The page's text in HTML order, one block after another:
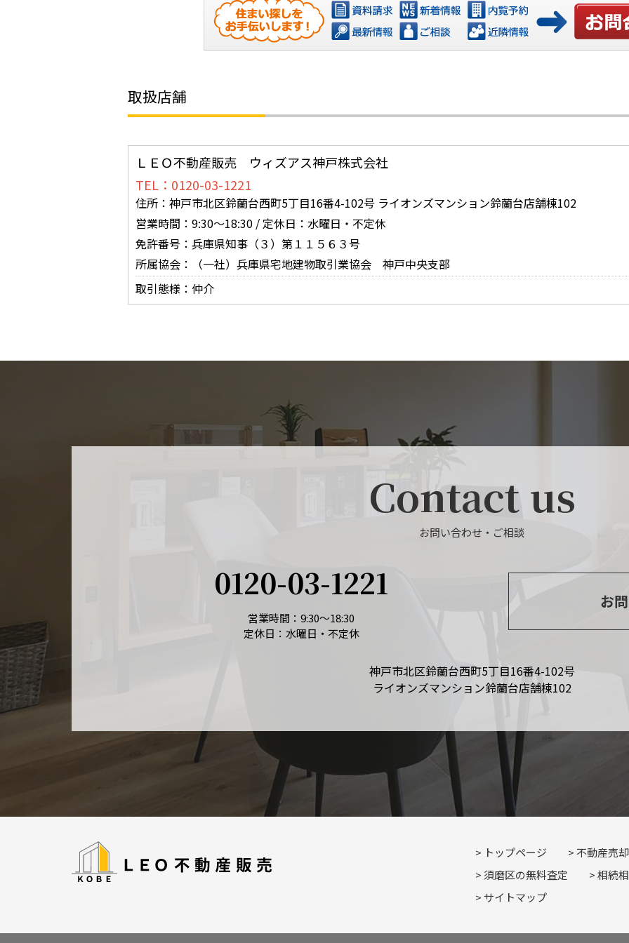
お問い合
取扱店舗
ＬＥＯ不動産販売 ウィズアス神戸株式会社
TEL：0120-03-1221
住所：神戸市北区鈴蘭台西町5丁目16番4-102号 ライオンズマンション鈴蘭台店舗棟102
営業時間：9:30～18:30 / 定休日：水曜日・不定休
免許番号：兵庫県知事（３）第１１５６３号
所属協会：（一社）兵庫県宅地建物取引業協会 神戸中央支部
取引態様：仲介
Contact us
お問い合わせ・ご相談
0120-03-1221
営業時間：9:30～18:30
定休日：水曜日・不定休
お
神戸市北区鈴蘭台西町5丁目16番4-102号
ライオンズマンション鈴蘭台店舗棟102
トップページ
不動産売却
須磨区の無料査定
相続
サイトマップ